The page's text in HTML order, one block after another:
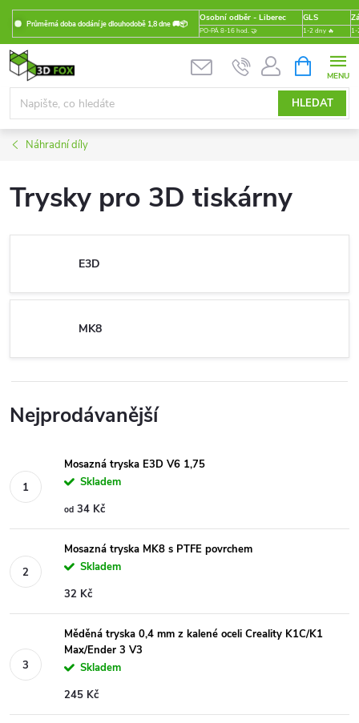
Přejít
obsah
Průměrná doba dodání je dlouhodobě 1,8 dne 🚚📦
Osobní odběr - Liberec GLS
PO-PÁ 8-16 hod. 🤝 1-2 dny 🔥 1-
HLEDAT
NÁKUPNÍ
KOŠÍK
Náhradní díly
Trysky pro 3D tiskárny
E3D
MK8
Nejprodávanější
Mosazná tryska E3D V6 1,75
Skladem
od 34 Kč
Mosazná tryska MK8 s PTFE povrchem
Skladem
32 Kč
Měděná tryska 0,4 mm z kalené oceli Creality K1C/K1
Max/Ender 3 V3
Skladem
245 Kč